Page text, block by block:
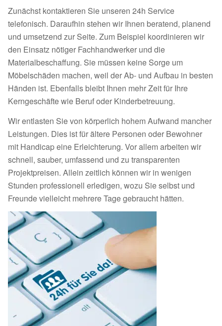
Zunächst kontaktieren Sie unseren 24h Service
telefonisch. Daraufhin stehen wir Ihnen beratend, planend
und umsetzend zur Seite. Zum Beispiel koordinieren wir
den Einsatz nötiger Fachhandwerker und die
Materialbeschaffung. Sie müssen keine Sorge um
Möbelschäden machen, weil der Ab- und Aufbau in besten
Händen ist. Ebenfalls bleibt Ihnen mehr Zeit für Ihre
Kerngeschäfte wie Beruf oder Kinderbetreuung.
Wir entlasten Sie von körperlich hohem Aufwand mancher
Leistungen. Dies ist für ältere Personen oder Bewohner
mit Handicap eine Erleichterung. Vor allem arbeiten wir
schnell, sauber, umfassend und zu transparenten
Projektpreisen. Allein zeitlich können wir in wenigen
Stunden professionell erledigen, wozu Sie selbst und
Freunde vielleicht mehrere Tage gebraucht hätten.